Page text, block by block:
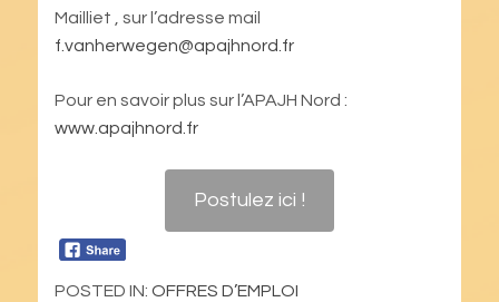
Mailliet , sur l’adresse mail
f.vanherwegen@apajhnord.fr
Pour en savoir plus sur l’APAJH Nord :
www.apajhnord.fr
Postulez ici !
POSTED IN: OFFRES D’EMPLOI